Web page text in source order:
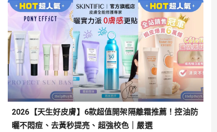
2026【天生好皮膚】6款超值開架隔離霜推薦！控油防
曬不悶痘、去黃秒提亮、超強校色｜嚴選